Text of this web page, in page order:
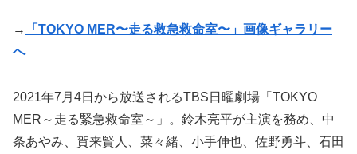
→
「TOKYO MER〜走る救急救命室〜」画像ギャラリー
へ
2021年7月4日から放送されるTBS日曜劇場「TOKYO
MER～走る緊急救命室～」。鈴木亮平が主演を務め、中
条あやみ、賀来賢人、菜々緒、小手伸也、佐野勇斗、石田